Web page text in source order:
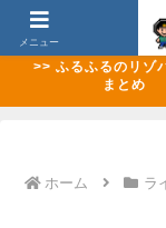
>> 【2026年8月最
>> ふるふるのリゾ
まとめ
ホーム ラ
メニュー